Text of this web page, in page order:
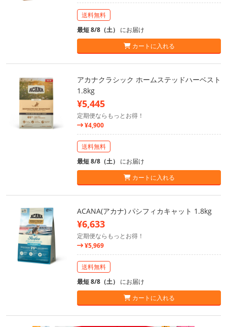
送料無料
最短 8/8（土） にお届け
カートに入れる
アカナクラシック ホームステッドハーベスト
1.8kg
¥5,445
定期便ならもっとお得！
¥4,900
送料無料
最短 8/8（土） にお届け
カートに入れる
ACANA(アカナ) パシフィカキャット 1.8kg
¥6,633
定期便ならもっとお得！
¥5,969
送料無料
最短 8/8（土） にお届け
カートに入れる